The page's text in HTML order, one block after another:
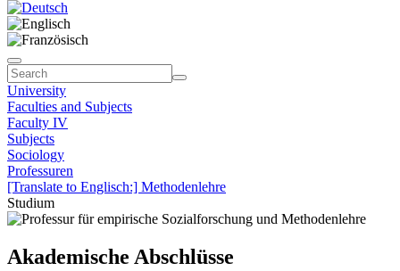
University
Faculties and Subjects
Faculty IV
Subjects
Sociology
Professuren
[Translate to Englisch:] Methodenlehre
Studium
Akademische Abschlüsse